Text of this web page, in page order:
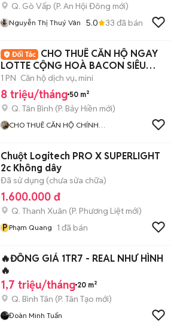
Q. Gò Vấp (P. An Hội Đông mới)
Nguyễn Thị Thuý Vân 5.0 33 đã bán
CHO THUÊ CĂN HỘ NGAY
LOTTE CỘNG HOÀ BACON SIÊU
THOANG
1 PN Căn hộ dịch vụ, mini
8 triệu/tháng 50 m²
Q. Tân Bình (P. Bảy Hiền mới)
CHO THUÊ CĂN HỘ CHÍNH
Chuột Logitech PRO X SUPERLIGHT
2c Không dây
Đã sử dụng (chưa sửa chữa)
1.600.000 đ
Q. Thanh Xuân (P. Phương Liệt mới)
P Phạm Quang 1 đã bán
🔥ĐỒNG GIÁ 1TR7 - REAL NHƯ HÌNH
🔥
1,7 triệu/tháng 20 m²
Q. Bình Tân (P. Tân Tạo mới)
Đoàn Minh Tuấn